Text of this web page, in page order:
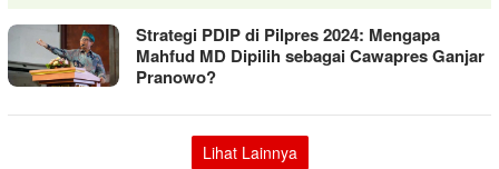
Strategi PDIP di Pilpres 2024: Mengapa
Mahfud MD Dipilih sebagai Cawapres Ganjar
Pranowo?
Lihat Lainnya